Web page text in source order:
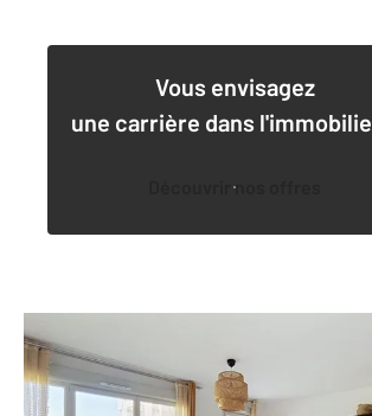
Vous envisagez
une carrière dans
Découvrir nos offres
MONTPELLIER 34
64 m2, 3 pièces
Ref : 40806